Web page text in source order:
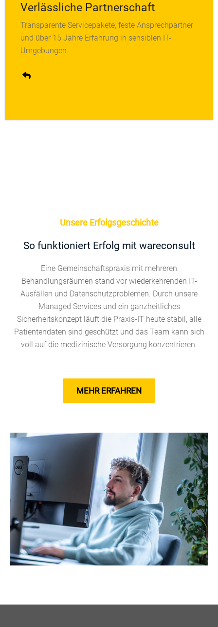
Verlässliche Partnerschaft
Transparente Servicepakete, feste Ansprechpartner
und über 15 Jahre Erfahrung in sensiblen IT-
Umgebungen.
Sie erreichen immer den richtigen Ansprechpartner
ohne Warteschleife. Persönlich, direkt, zuverlässig.
Unsere Erfolgsgeschichte
So funktioniert Erfolg mit wareconsult
Eine Gemeinschaftspraxis mit mehreren
Behandlungsräumen stand vor wiederkehrenden IT-
Ausfällen und Datenschutzproblemen. Durch unsere
Managed Services und ein ganzheitliches
Sicherheitskonzept läuft die Praxis-IT heute stabil, alle
Patientendaten sind geschützt und das Team kann sich
voll auf die medizinische Versorgung konzentrieren.
MEHR ERFAHREN